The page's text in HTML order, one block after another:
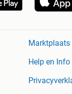
Help en Info